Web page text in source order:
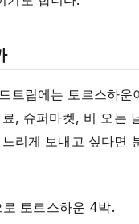
트립에는 토르스하운
, 슈퍼마켓, 비 오는
리게 보내고 싶다면
토르스하운 4박.